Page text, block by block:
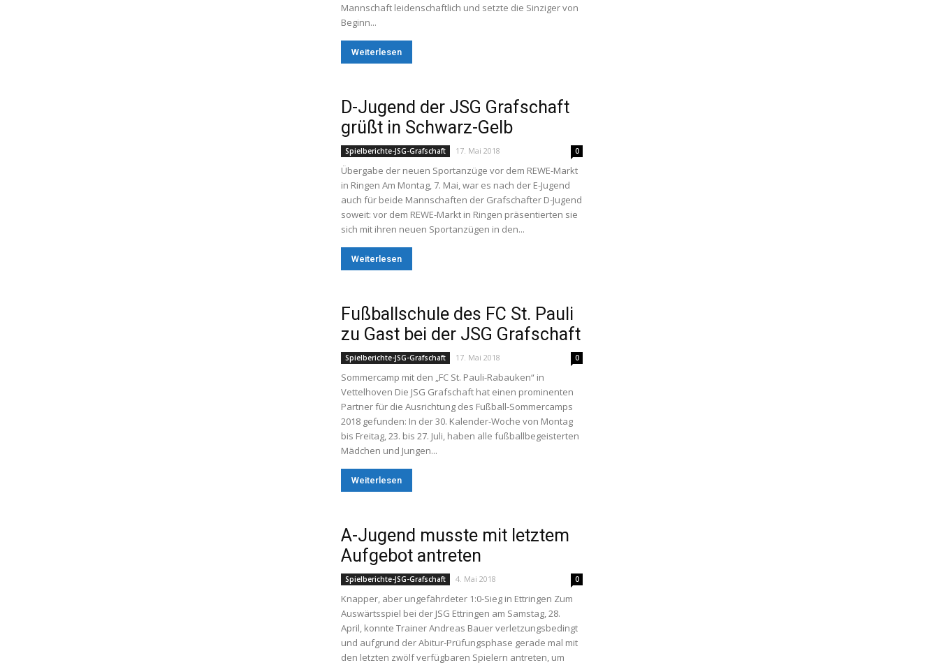
Mannschaft leidenschaftlich und setzte die Sinziger von
Beginn...
Weiterlesen
D-Jugend der JSG Grafschaft
grüßt in Schwarz-Gelb
Spielberichte-JSG-Grafschaft 17. Mai 2018 0
Übergabe der neuen Sportanzüge vor dem REWE-Markt
in Ringen Am Montag, 7. Mai, war es nach der E-Jugend
auch für beide Mannschaften der Grafschafter D-Jugend
soweit: vor dem REWE-Markt in Ringen präsentierten sie
sich mit ihren neuen Sportanzügen in den...
Weiterlesen
Fußballschule des FC St. Pauli
zu Gast bei der JSG Grafschaft
Spielberichte-JSG-Grafschaft 17. Mai 2018 0
Sommercamp mit den „FC St. Pauli-Rabauken“ in
Vettelhoven Die JSG Grafschaft hat einen prominenten
Partner für die Ausrichtung des Fußball-Sommercamps
2018 gefunden: In der 30. Kalender-Woche von Montag
bis Freitag, 23. bis 27. Juli, haben alle fußballbegeisterten
Mädchen und Jungen...
Weiterlesen
A-Jugend musste mit letztem
Aufgebot antreten
Spielberichte-JSG-Grafschaft 4. Mai 2018 0
Knapper, aber ungefährdeter 1:0-Sieg in Ettringen Zum
Auswärtsspiel bei der JSG Ettringen am Samstag, 28.
April, konnte Trainer Andreas Bauer verletzungsbedingt
und aufgrund der Abitur-Prüfungsphase gerade mal mit
den letzten zwölf verfügbaren Spielern antreten, um